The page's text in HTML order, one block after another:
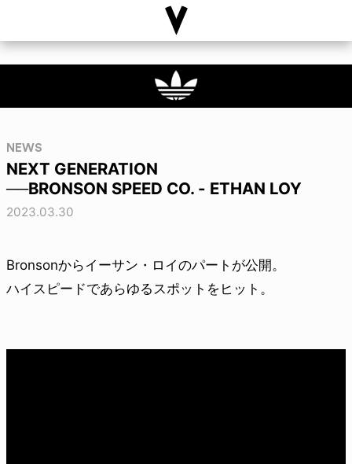
NEWS
NEXT GENERATION
──BRONSON SPEED CO. - ETHAN LOY
2023.03.30
Bronsonからイーサン・ロイのパートが公開。
ハイスピードであらゆるスポットをヒット。